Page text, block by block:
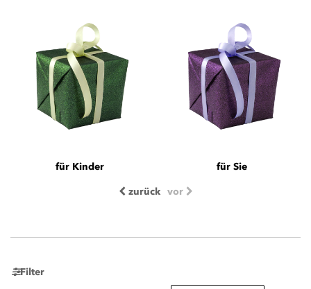
für Kinder für Sie
zurück vor
Filter